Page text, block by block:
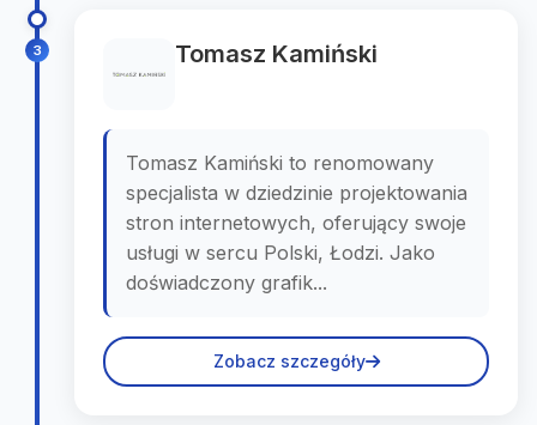
3 Tomasz Kamiński
Tomasz Kamiński to renomowany
specjalista w dziedzinie projektowania
stron internetowych, oferujący swoje
usługi w sercu Polski, Łodzi. Jako
doświadczony grafik...
Zobacz szczegóły